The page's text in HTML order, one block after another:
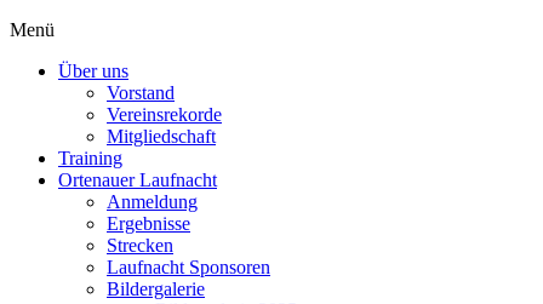
Menü
Über uns
Vorstand
Vereinsrekorde
Mitgliedschaft
Training
Ortenauer Laufnacht
Anmeldung
Ergebnisse
Strecken
Laufnacht Sponsoren
Bildergalerie